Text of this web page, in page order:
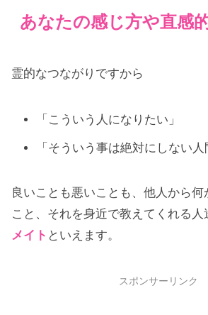
あなたの感じ方や直感
霊的なつながりですから
「こういう人になりたい」
「そういう事は絶対にしない人
良いことも悪いことも、他人から
こと、それを身近で教えてくれる人
メイト といえます。
スポンサーリンク